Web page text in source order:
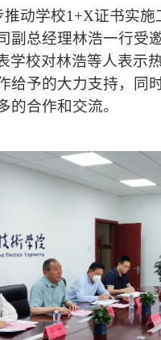
动学校1+X证书实施
副总经理林浩一行受
学校对林浩等人表示
给予的大力支持，同
的合作和交流。